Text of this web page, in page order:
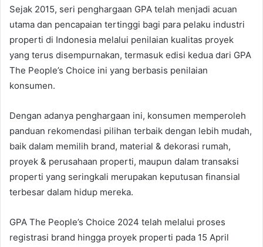
Sejak 2015, seri penghargaan GPA telah menjadi acuan
utama dan pencapaian tertinggi bagi para pelaku industri
properti di Indonesia melalui penilaian kualitas proyek
yang terus disempurnakan, termasuk edisi kedua dari GPA
The People’s Choice ini yang berbasis penilaian
konsumen.
Dengan adanya penghargaan ini, konsumen memperoleh
panduan rekomendasi pilihan terbaik dengan lebih mudah,
baik dalam memilih brand, material & dekorasi rumah,
proyek & perusahaan properti, maupun dalam transaksi
properti yang seringkali merupakan keputusan finansial
terbesar dalam hidup mereka.
GPA The People’s Choice 2024 telah melalui proses
registrasi brand hingga proyek properti pada 15 April